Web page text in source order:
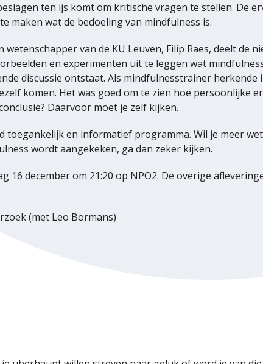
ten ijs komt om kritische vragen te stellen. De
maken wat de bedoeling van mindfulness is.
van de KU Leuven, Filip Raes, deelt de
en experimenten uit te leggen wat
discussie ontstaat. Als mindfulnesstrainer herkende
komen. Het was goed om te zien hoe persoonlijke
Daarvoor moet je zelf kijken.
toegankelijk en informatief programma. Wil je meer
wordt aangekeken, ga dan zeker kijken.
december om 21:20 op NPO2. De overige
(met Leo Bormans)